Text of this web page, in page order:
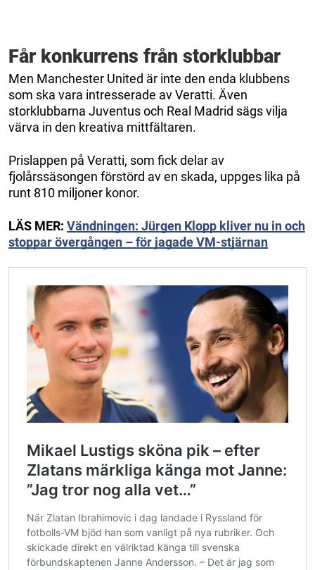
Får konkurrens från storklubbar
Men Manchester United är inte den enda klubbens
som ska vara intresserade av Veratti. Även
storklubbarna Juventus och Real Madrid sägs vilja
värva in den kreativa mittfältaren.
Prislappen på Veratti, som fick delar av
fjolårssäsongen förstörd av en skada, uppges lika på
runt 810 miljoner konor.
LÄS MER: Vändningen: Jürgen Klopp kliver nu in och
stoppar övergången – för jagade VM-stjärnan